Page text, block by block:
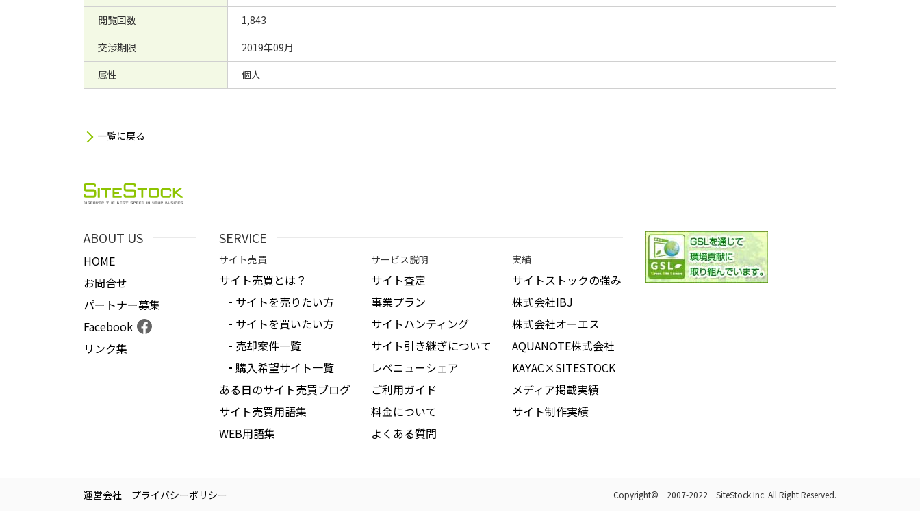
閲覧回数
1,843
交渉期限
2019年09月
属性
個人
一覧に戻る
ABOUT US
HOME
お問合せ
パートナー募集
Facebook
リンク集
SERVICE
サイト売買
サイト売買とは？
サイトを売りたい方
サイトを買いたい方
売却案件一覧
購入希望サイト一覧
ある日のサイト売買ブログ
サイト売買用語集
WEB用語集
サービス説明
サイト査定
事業プラン
サイトハンティング
サイト引き継ぎについて
レベニューシェア
ご利用ガイド
料金について
よくある質問
実績
サイトストックの強み
株式会社IBJ
株式会社オーエス
AQUANOTE株式会社
KAYAC×SITESTOCK
メディア掲載実績
サイト制作実績
運営会社 プライバシーポリシー Copyright© 2007-2022 SiteStock Inc. All Right Reserved.